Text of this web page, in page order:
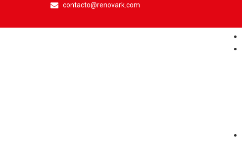
contacto@renovark.com